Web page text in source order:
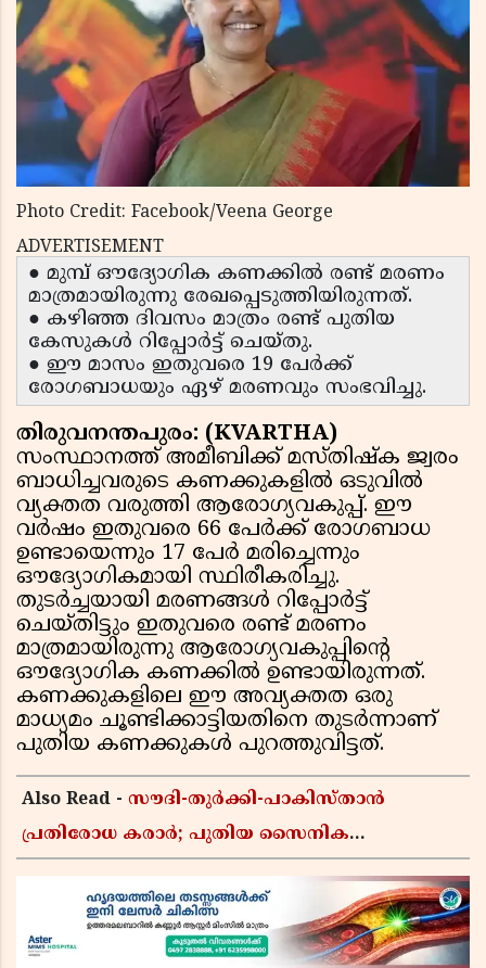
Photo Credit: Facebook/Veena George
ADVERTISEMENT
● മുമ്പ് ഔദ്യോഗിക കണക്കിൽ രണ്ട് മരണം
മാത്രമായിരുന്നു രേഖപ്പെടുത്തിയിരുന്നത്.
● കഴിഞ്ഞ ദിവസം മാത്രം രണ്ട് പുതിയ
കേസുകൾ റിപ്പോർട്ട് ചെയ്തു.
● ഈ മാസം ഇതുവരെ 19 പേർക്ക്
രോഗബാധയും ഏഴ് മരണവും സംഭവിച്ചു.
തിരുവനന്തപുരം: (KVARTHA)
സംസ്ഥാനത്ത് അമീബിക്ക് മസ്തിഷ്‌ക ജ്വരം
ബാധിച്ചവരുടെ കണക്കുകളില്‍ ഒടുവില്‍
വ്യക്തത വരുത്തി ആരോഗ്യവകുപ്പ്. ഈ
വർഷം ഇതുവരെ 66 പേർക്ക് രോഗബാധ
ഉണ്ടായെന്നും 17 പേർ മരിച്ചെന്നും
ഔദ്യോഗികമായി സ്ഥിരീകരിച്ചു.
തുടര്‍ച്ചയായി മരണങ്ങൾ റിപ്പോര്‍ട്ട്
ചെയ്തിട്ടും ഇതുവരെ രണ്ട് മരണം
മാത്രമായിരുന്നു ആരോഗ്യവകുപ്പിന്റെ
ഔദ്യോഗിക കണക്കിൽ ഉണ്ടായിരുന്നത്.
കണക്കുകളിലെ ഈ അവ്യക്തത ഒരു
മാധ്യമം ചൂണ്ടിക്കാട്ടിയതിനെ തുടർന്നാണ്
പുതിയ കണക്കുകൾ പുറത്തുവിട്ടത്.
Also Read - സൗദി-തുർക്കി-പാകിസ്താൻ
പ്രതിരോധ കരാർ; പുതിയ സൈനിക